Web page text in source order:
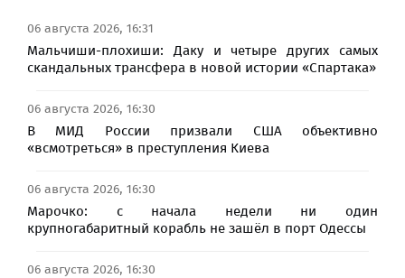
06 августа 2026, 16:31
Мальчиши-плохиши: Даку и четыре других самых
скандальных трансфера в новой истории «Спартака»
06 августа 2026, 16:30
В МИД России призвали США объективно
«всмотреться» в преступления Киева
06 августа 2026, 16:30
Марочко: с начала недели ни один
крупногабаритный корабль не зашёл в порт Одессы
06 августа 2026, 16:30